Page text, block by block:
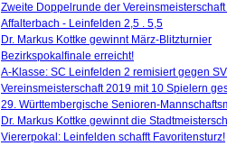
Zweite Doppelrunde der
Affalterbach - Leinfelden 2,5 . 5,5
Dr. Markus Kottke gewinnt März-Blitzturnier
Bezirkspokalfinale erreicht!
A-Klasse: SC Leinfelden 2 remisiert gegen
Vereinsmeisterschaft 2019 mit 10 Spielern
29. Württembergische Senioren-
Dr. Markus Kottke gewinnt die
Viererpokal: Leinfelden schafft Favoritensturz!